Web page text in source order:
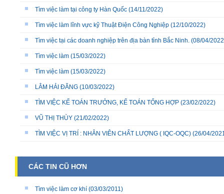
Tìm việc làm tại công ty Hàn Quốc (14/11/2022)
Tìm việc làm lĩnh vực kỹ Thuật Điện Công Nghiệp (12/10/2022)
Tìm việc tại các doanh nghiệp trên địa bàn tỉnh Bắc Ninh. (08/04/
Tìm việc làm (15/03/2022)
Tìm việc làm (15/03/2022)
LÂM HẢI ĐĂNG (10/03/2022)
TÌM VIỆC KẾ TOÁN TRƯỞNG, KẾ TOÁN TỔNG HỢP (23/02/2022)
VŨ THỊ THÙY (21/02/2022)
TÌM VIỆC VỊ TRÍ : NHÂN VIÊN CHẤT LƯỢNG ( IQC-OQC) (26/04/
CÁC TIN CŨ HƠN
Tìm việc làm cơ khí (03/03/2011)